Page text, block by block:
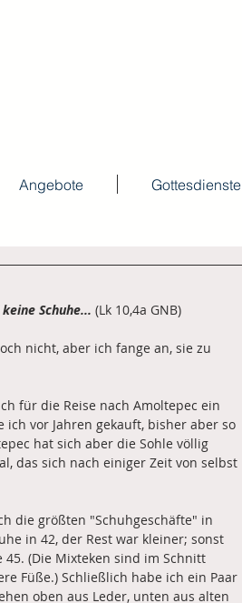
Angebote Gottesdienste
Schuhe... (Lk 10,4a GNB)
nicht, aber ich fange an, sie zu
für die Reise nach Amoltepec ein
vor Jahren gekauft, bisher aber so
hat sich aber die Sohle völlig
das sich nach einiger Zeit von selbst
die größten "Schuhgeschäfte" in
in 42, der Rest war kleiner; sonst
(Die Mixteken sind im Schnitt
Füße.) Schließlich habe ich ein Paar
oben aus Leder, unten aus alten